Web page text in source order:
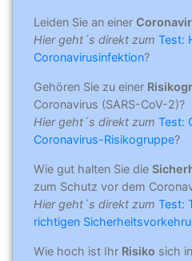
Leiden Sie an einer
Hier geht´s direkt zum Test:
Coronavirusinfektion?
Gehören Sie zu einer
Coronavirus (SARS-CoV-2)?
Hier geht´s direkt zum Test:
Coronavirus-Risikogruppe?
Wie gut halten Sie die
zum Schutz vor dem
Hier geht´s direkt zum Test:
richtigen
Wie hoch ist Ihr Risiko sich